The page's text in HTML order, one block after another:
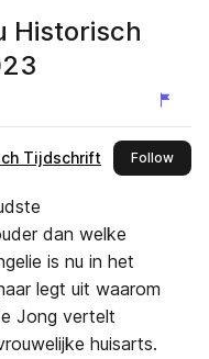
Historisch
Tijdschrift Followthis
dan welke
is nu in het
legt uit waarom
Jong vertelt
huisarts.